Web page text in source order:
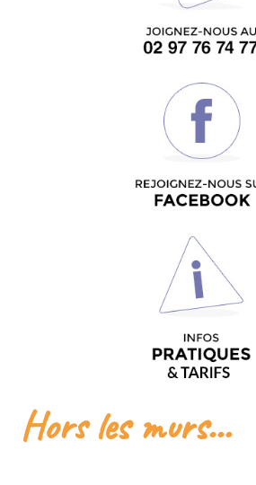
Hors les murs…